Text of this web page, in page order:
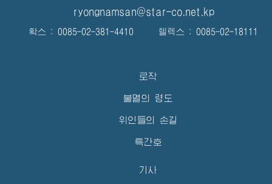
ryongnamsan@star-co.net.kp
확스 : 0085-02-381-4410 텔렉스 : 0085-02-18111
로작
불멸의 령도
위인들의 손길
특간호
기사